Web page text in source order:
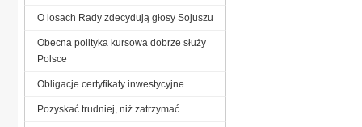
O losach Rady zdecydują głosy Sojuszu
Obecna polityka kursowa dobrze służy
Polsce
Obligacje certyfikaty inwestycyjne
Pozyskać trudniej, niż zatrzymać